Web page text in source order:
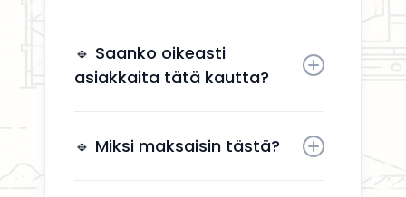
🔹 Saanko oikeasti
asiakkaita tätä kautta?
jotka etsivät aktiivisesti
🔹 Miksi maksaisin tästä?